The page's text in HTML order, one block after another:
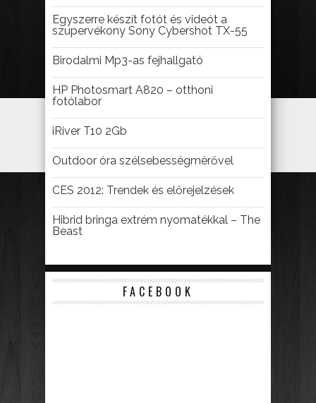
Egyszerre készít fotót és videót a
szupervékony Sony Cybershot TX-55
Birodalmi Mp3-as fejhallgató
HP Photosmart A820 – otthoni
fotólabor
iRiver T10 2Gb
Outdoor óra szélsebességmérővel
CES 2012: Trendek és előrejelzések
Hibrid bringa extrém nyomatékkal – The
Beast
FACEBOOK